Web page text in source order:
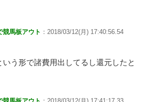
競馬板アウト ：2018/03/12(月) 17:40:56.54
う形で諸費用出してるし還元したと